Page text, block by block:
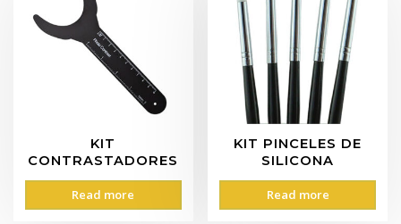
KIT
CONTRASTADORES
Read more
KIT PINCELES DE
SILICONA
Read more